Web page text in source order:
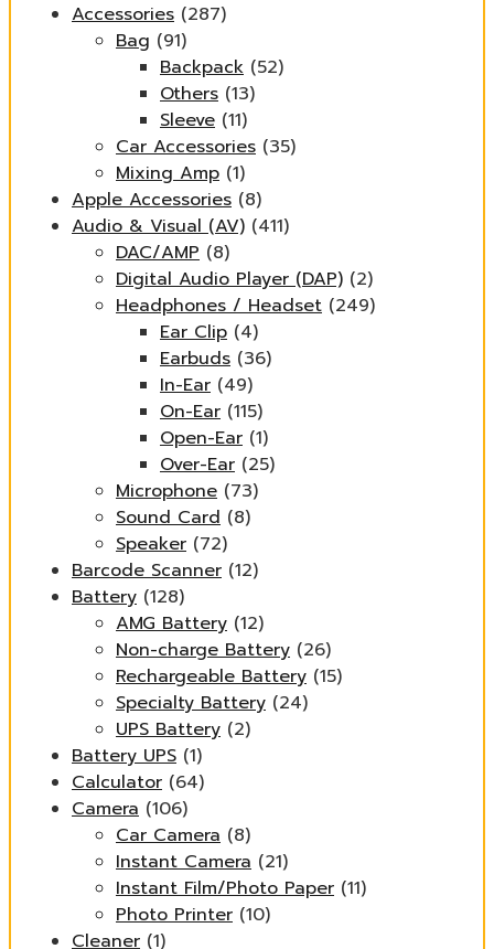
Accessories (287)
Bag (91)
Backpack (52)
Others (13)
Sleeve (11)
Car Accessories (35)
Mixing Amp (1)
Apple Accessories (8)
Audio & Visual (AV) (411)
DAC/AMP (8)
Digital Audio Player (DAP) (2)
Headphones / Headset (249)
Ear Clip (4)
Earbuds (36)
In-Ear (49)
On-Ear (115)
Open-Ear (1)
Over-Ear (25)
Microphone (73)
Sound Card (8)
Speaker (72)
Barcode Scanner (12)
Battery (128)
AMG Battery (12)
Non-charge Battery (26)
Rechargeable Battery (15)
Specialty Battery (24)
UPS Battery (2)
Battery UPS (1)
Calculator (64)
Camera (106)
Car Camera (8)
Instant Camera (21)
Instant Film/Photo Paper (11)
Photo Printer (10)
Cleaner (1)